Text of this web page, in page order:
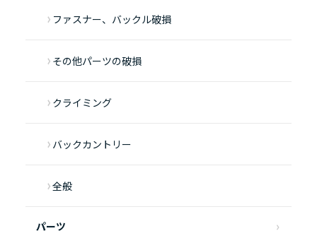
ファスナー、バックル破損
その他パーツの破損
クライミング
バックカントリー
全般
パーツ